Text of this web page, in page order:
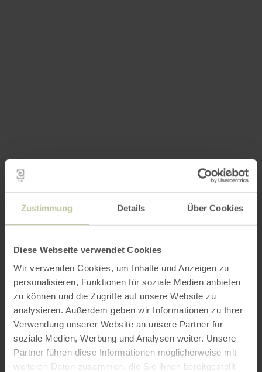
Zustimmung Details Über Cookies
Diese Webseite verwendet Cookies
Wir verwenden Cookies, um Inhalte und Anzeigen zu
personalisieren, Funktionen für soziale Medien anbieten
zu können und die Zugriffe auf unsere Website zu
analysieren. Außerdem geben wir Informationen zu Ihrer
Verwendung unserer Website an unsere Partner für
soziale Medien, Werbung und Analysen weiter. Unsere
Partner führen diese Informationen möglicherweise mit
weiteren Daten zusammen, die Sie ihnen bereitgestellt